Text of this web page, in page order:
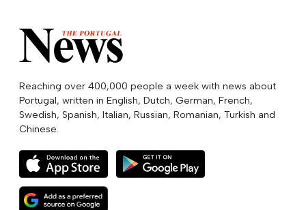
Reaching over 400,000 people a week with news about
Portugal, written in English, Dutch, German, French,
Swedish, Spanish, Italian, Russian, Romanian, Turkish and
Chinese.